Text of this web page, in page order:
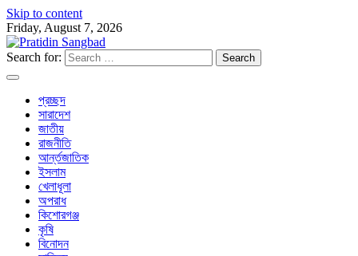
Skip to content
Friday, August 7, 2026
Search for:
প্রচ্ছদ
সারাদেশ
জাতীয়
রাজনীতি
আর্ন্তজাতিক
ইসলাম
খেলাধূলা
অপরাধ
কিশোরগঞ্জ
কৃষি
বিনোদন